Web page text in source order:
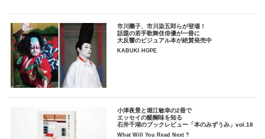
市川團子、市川染五郎らが登場！
話題の若手歌舞伎俳優が一冊に
大反響のビジュアル本が絶賛発売中
KABUKI HOPE
小津夜景と堀江敏幸の2冊で
エッセイの醍醐味を知る
石井千湖のブックレビュー「本のみずうみ」vol.18
What Will You Read Next ?